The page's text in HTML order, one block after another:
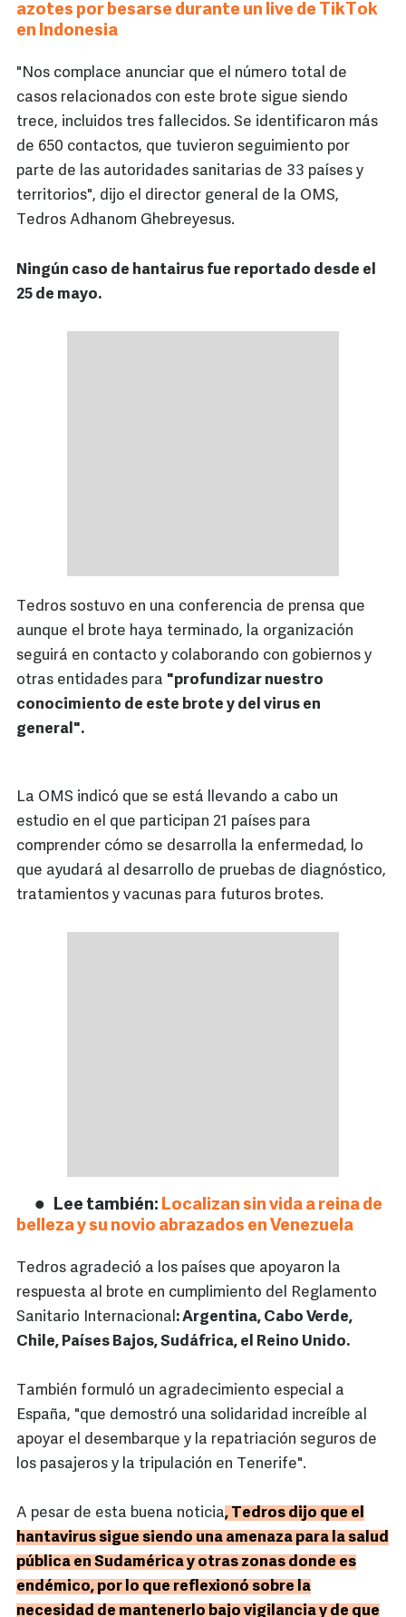
azotes por besarse durante un live de TikTok
en Indonesia
"Nos complace anunciar que el número total de
casos relacionados con este brote sigue siendo
trece, incluidos tres fallecidos. Se identificaron más
de 650 contactos, que tuvieron seguimiento por
parte de las autoridades sanitarias de 33 países y
territorios", dijo el director general de la OMS,
Tedros Adhanom Ghebreyesus.
Ningún caso de hantairus fue reportado desde el
25 de mayo.
Tedros sostuvo en una conferencia de prensa que
aunque el brote haya terminado, la organización
seguirá en contacto y colaborando con gobiernos y
otras entidades para "profundizar nuestro
conocimiento de este brote y del virus en
general".
La OMS indicó que se está llevando a cabo un
estudio en el que participan 21 países para
comprender cómo se desarrolla la enfermedad, lo
que ayudará al desarrollo de pruebas de diagnóstico,
tratamientos y vacunas para futuros brotes.
Lee también: Localizan sin vida a reina de
belleza y su novio abrazados en Venezuela
Tedros agradeció a los países que apoyaron la
respuesta al brote en cumplimiento del Reglamento
Sanitario Internacional: Argentina, Cabo Verde,
Chile, Países Bajos, Sudáfrica, el Reino Unido.
También formuló un agradecimiento especial a
España, "que demostró una solidaridad increíble al
apoyar el desembarque y la repatriación seguros de
los pasajeros y la tripulación en Tenerife".
A pesar de esta buena noticia, Tedros dijo que el
hantavirus sigue siendo una amenaza para la salud
pública en Sudamérica y otras zonas donde es
endémico, por lo que reflexionó sobre la
necesidad de mantenerlo bajo vigilancia y de que